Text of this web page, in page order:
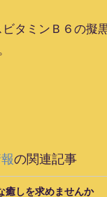
タミンＢ６の
の関連記事
癒しを求めませんか